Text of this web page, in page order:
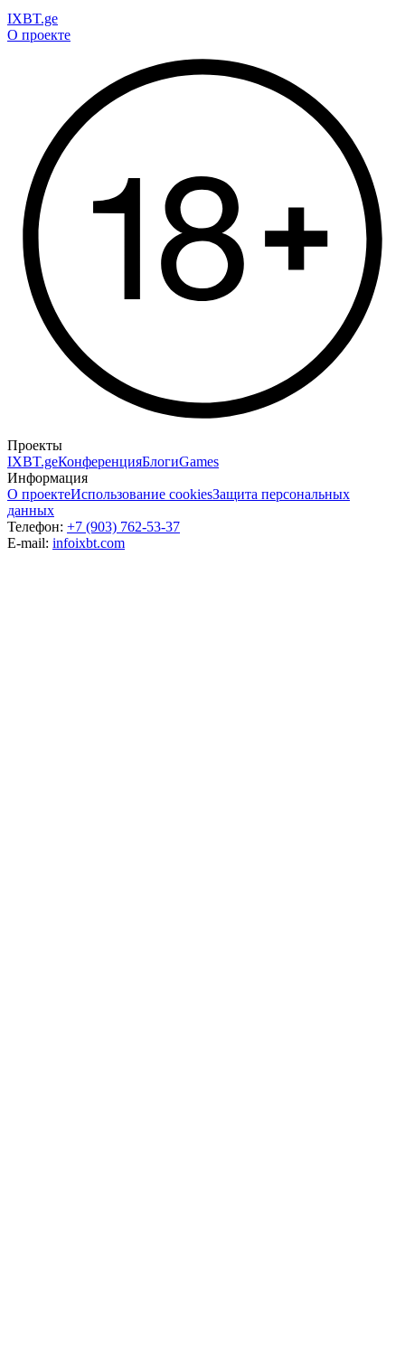
IXBT.ge
О проекте
Проекты
IXBT.geКонференцияБлогиGames
Информация
О проектеИспользование cookiesЗащита персональных
данных
Телефон: +7 (903) 762-53-37
E-mail: infoixbt.com